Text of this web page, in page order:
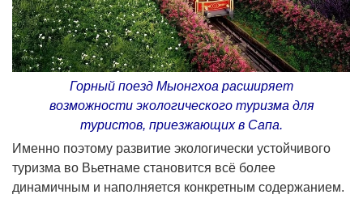
Горный поезд Мыонгхоа расширяет
возможности экологического туризма для
туристов, приезжающих в Сапа.
Именно поэтому развитие экологически устойчивого
туризма во Вьетнаме становится всё более
динамичным и наполняется конкретным содержанием.